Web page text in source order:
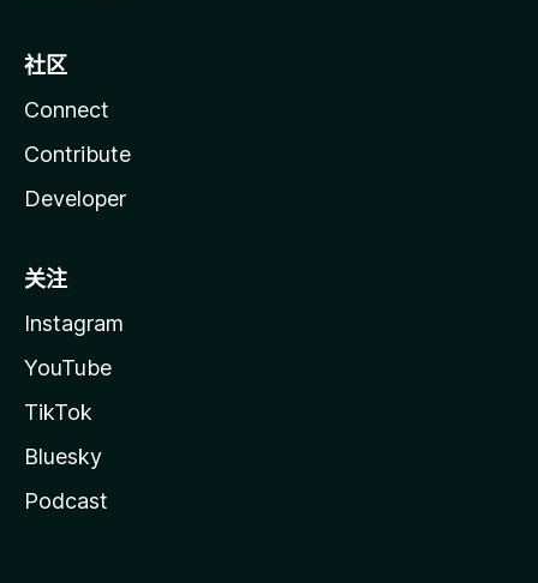
社区
Connect
Contribute
Developer
关注
Instagram
YouTube
TikTok
Bluesky
Podcast